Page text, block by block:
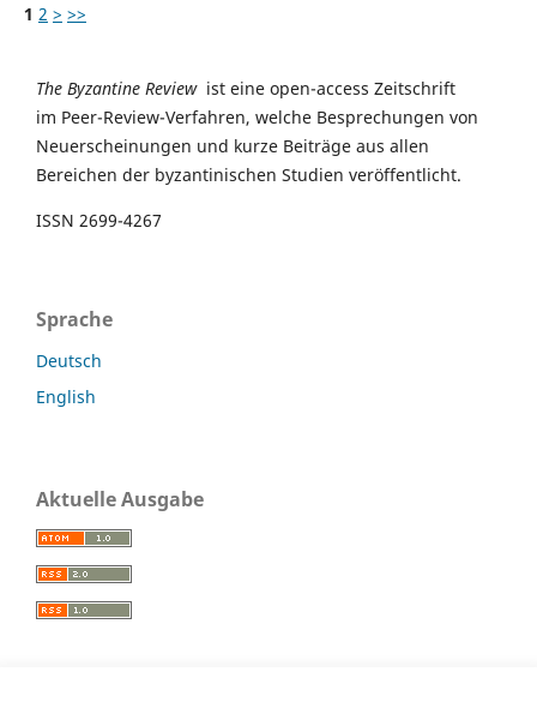
1 2 > >>
The Byzantine Reviewist eine open-access Zeitschrift
im Peer-Review-Verfahren, welche Besprechungen von
Neuerscheinungen und kurze Beiträge aus allen
Bereichen der byzantinischen Studien veröffentlicht.
ISSN 2699-4267
Sprache
Deutsch
English
Aktuelle Ausgabe